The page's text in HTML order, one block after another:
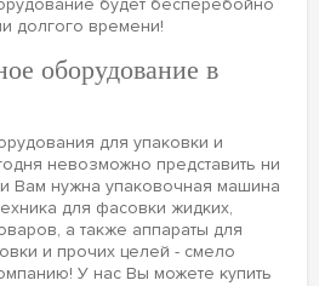
долгого времени!
оборудование в
для упаковки и
невозможно представить ни
Вам нужна упаковочная машина
для фасовки жидких,
а также аппараты для
и прочих целей - смело
У нас Вы можете купить